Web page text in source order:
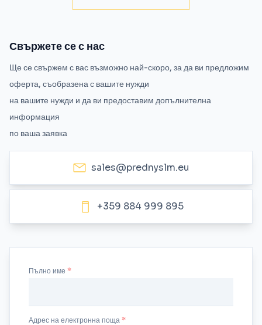
Свържете се с нас
Ще се свържем с вас възможно най-скоро, за да ви предложим
оферта, съобразена с вашите нужди
на вашите нужди и да ви предоставим допълнителна
информация
по ваша заявка
sales@prednyslm.eu
+359 884 999 895
Пълно име
Адрес на електронна поща